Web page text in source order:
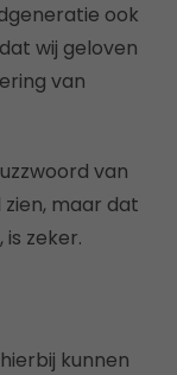
ook
wij geloven
van
van
maar dat
zeker.
kunnen